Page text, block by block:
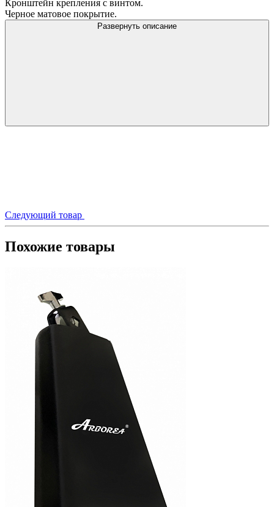
Кронштейн крепления с винтом.
Черное матовое покрытие.
Развернуть описание
Следующий товар
Похожие товары